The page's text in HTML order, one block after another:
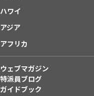
ハワイ
アジア
アフリカ
ウェブマガジン
特派員ブログ
ガイドブック